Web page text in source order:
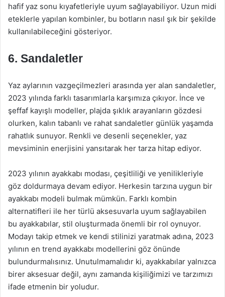
hafif yaz sonu kıyafetleriyle uyum sağlayabiliyor. Uzun midi
eteklerle yapılan kombinler, bu botların nasıl şık bir şekilde
kullanılabileceğini gösteriyor.
6. Sandaletler
Yaz aylarının vazgeçilmezleri arasında yer alan sandaletler,
2023 yılında farklı tasarımlarla karşımıza çıkıyor. İnce ve
şeffaf kayışlı modeller, plajda şıklık arayanların gözdesi
olurken, kalın tabanlı ve rahat sandaletler günlük yaşamda
rahatlık sunuyor. Renkli ve desenli seçenekler, yaz
mevsiminin enerjisini yansıtarak her tarza hitap ediyor.
2023 yılının ayakkabı modası, çeşitliliği ve yenilikleriyle
göz doldurmaya devam ediyor. Herkesin tarzına uygun bir
ayakkabı modeli bulmak mümkün. Farklı kombin
alternatifleri ile her türlü aksesuvarla uyum sağlayabilen
bu ayakkabılar, stil oluşturmada önemli bir rol oynuyor.
Modayı takip etmek ve kendi stilinizi yaratmak adına, 2023
yılının en trend ayakkabı modellerini göz önünde
bulundurmalısınız. Unutulmamalıdır ki, ayakkabılar yalnızca
birer aksesuar değil, aynı zamanda kişiliğimizi ve tarzımızı
ifade etmenin bir yoludur.